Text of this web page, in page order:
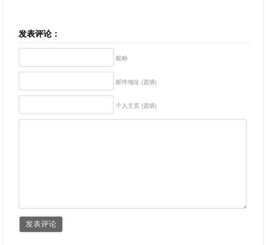
发表评论：
昵称
邮件地址 (选填)
个人主页 (选填)